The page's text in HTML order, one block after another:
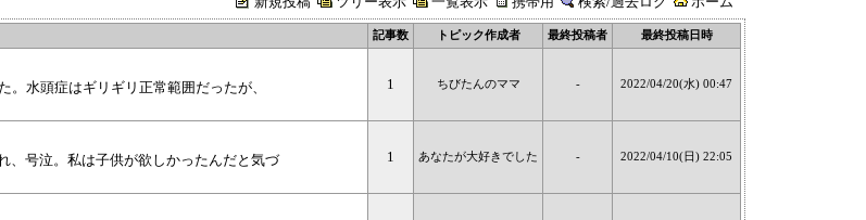
記事数 トピック作成者 最終投稿者 最終投稿日時
水頭症はギリギリ正常範囲だったが、
1 ちびたんのママ - 2022/04/20(水) 00:47
、号泣。私は子供が欲しかったんだと気づ
1 あなたが大好きでした - 2022/04/10(日) 22:05